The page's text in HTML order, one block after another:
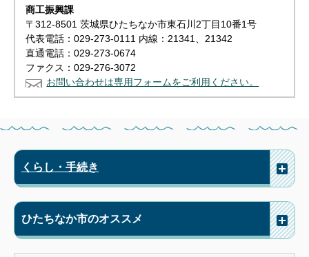
商工振興課
〒312-8501 茨城県ひたちなか市東石川2丁目10番1号
代表電話：029-273-0111 内線：21341、21342
直通電話：029-273-0674
ファクス：029-276-3072
お問い合わせは専用フォームをご利用ください。
くらし・手続き
ひたちなか市のオススメ